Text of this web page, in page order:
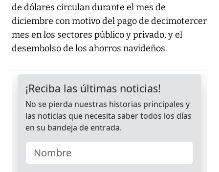
de dólares circulan durante el mes de
diciembre con motivo del pago de decimotercer
mes en los sectores público y privado, y el
desembolso de los ahorros navideños.